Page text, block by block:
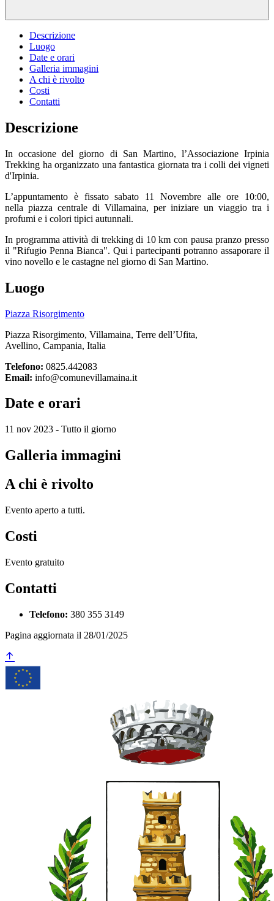
Descrizione
Luogo
Date e orari
Galleria immagini
A chi è rivolto
Costi
Contatti
Descrizione
In occasione del giorno di San Martino, l’Associazione Irpinia
Trekking ha organizzato una fantastica giornata tra i colli dei vigneti
d'Irpinia.
L’appuntamento è fissato sabato 11 Novembre alle ore 10:00,
nella piazza centrale di Villamaina, per iniziare un viaggio tra i
profumi e i colori tipici autunnali.
In programma attività di trekking di 10 km con pausa pranzo presso
il "Rifugio Penna Bianca". Qui i partecipanti potranno assaporare il
vino novello e le castagne nel giorno di San Martino.
Luogo
Piazza Risorgimento
Piazza Risorgimento, Villamaina, Terre dell’Ufita,
Avellino, Campania, Italia
Telefono: 0825.442083
Email: info@comunevillamaina.it
Date e orari
11 nov 2023 - Tutto il giorno
Galleria immagini
A chi è rivolto
Evento aperto a tutti.
Costi
Evento gratuito
Contatti
Telefono: 380 355 3149
Pagina aggiornata il 28/01/2025